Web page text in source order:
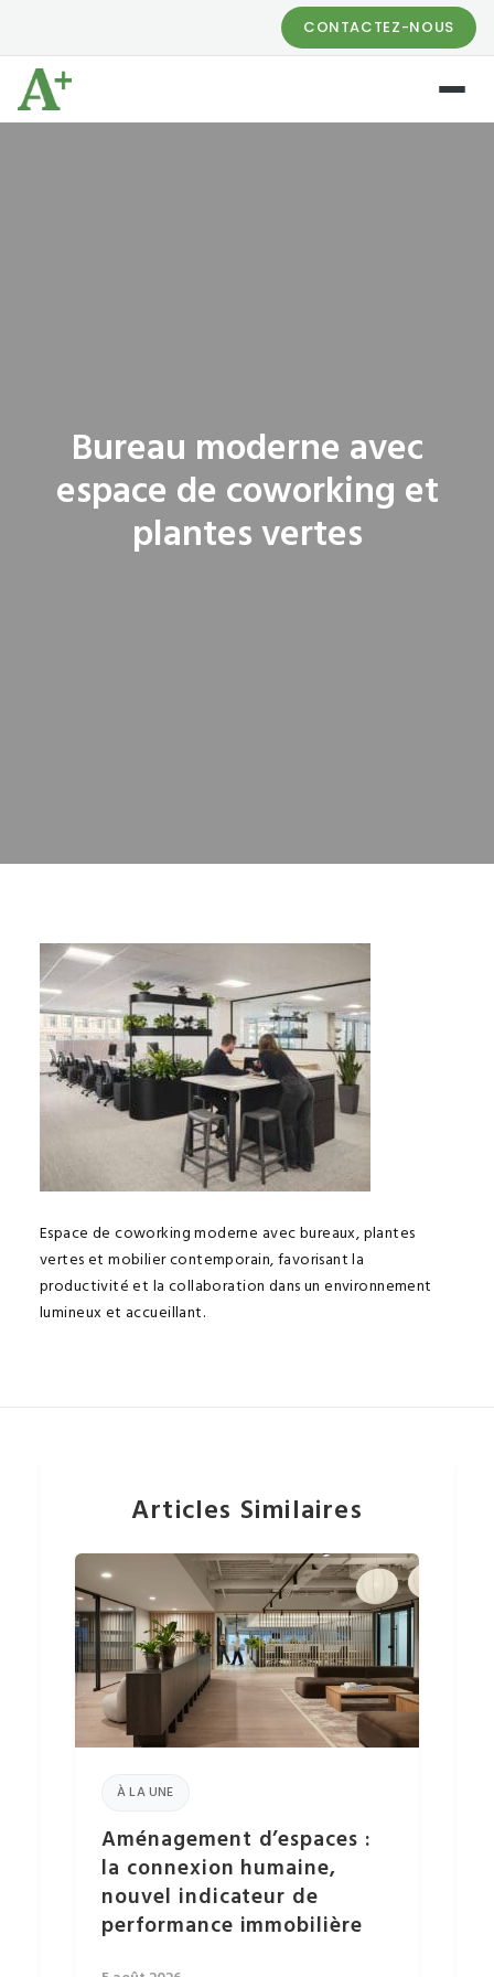
CONTACTEZ-NOUS
Bureau moderne avec
espace de coworking et
plantes vertes
Espace de coworking moderne avec bureaux, plantes
vertes et mobilier contemporain, favorisant la
productivité et la collaboration dans un environnement
lumineux et accueillant.
Articles Similaires
À LA UNE
Aménagement d’espaces :
la connexion humaine,
nouvel indicateur de
performance immobilière